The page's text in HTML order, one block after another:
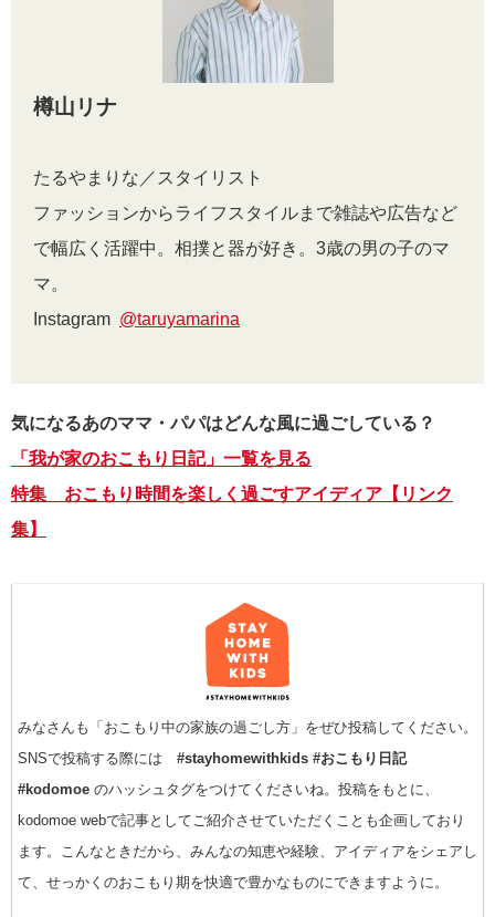
樽山リナ
たるやまりな／スタイリスト
ファッションからライフスタイルまで雑誌や広告など
で幅広く活躍中。相撲と器が好き。3歳の男の子のマ
マ。
Instagram @taruyamarina
気になるあのママ・パパはどんな風に過ごしている？
「我が家のおこもり日記」一覧を見る
特集 おこもり時間を楽しく過ごすアイディア【リンク
集】
みなさんも「おこもり中の家族の過ごし方」をぜひ投稿してください。
SNSで投稿する際には #stayhomewithkids #おこもり日記
#kodomoe のハッシュタグをつけてくださいね。投稿をもとに、
kodomoe webで記事としてご紹介させていただくことも企画しており
ます。こんなときだから、みんなの知恵や経験、アイディアをシェアし
て、せっかくのおこもり期を快適で豊かなものにできますように。